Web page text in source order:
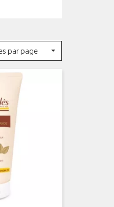
par page